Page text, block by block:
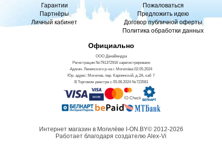
Гарантии
Партнёры
Личный кабинет
Пожаловаться
Предложить идею
Договор публичной оферты
Политика обработки данных
Официально
ООО ДанаВендра
Регистрации №791372916 зарегистрировано
Админ. Ленинского р-на г. Могилёва 02.05.2024
Юр. адрес: Могилев, пер. Карпинской, д.2А, каб 7
В Торговом реестре с 05.08.2024 №723581
Интернет магазин в Могилёве I-ON.BY© 2012-2026
Работает благодаря создателю Alex-Vi